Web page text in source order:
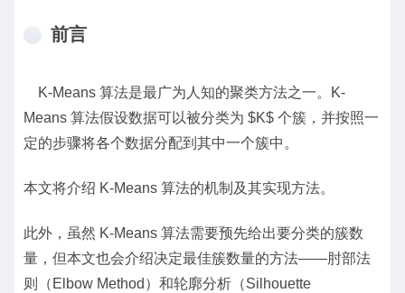
前言
K-Means 算法是最广为人知的聚类方法之一。K-
Means 算法假设数据可以被分类为 $K$ 个簇，并按照一
定的步骤将各个数据分配到其中一个簇中。
本文将介绍 K-Means 算法的机制及其实现方法。
此外，虽然 K-Means 算法需要预先给出要分类的簇数
量，但本文也会介绍决定最佳簇数量的方法——肘部法
则（Elbow Method）和轮廓分析（Silhouette